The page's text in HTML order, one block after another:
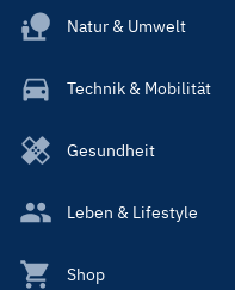
Natur & Umwelt
Technik & Mobilität
Gesundheit
Leben & Lifestyle
Shop